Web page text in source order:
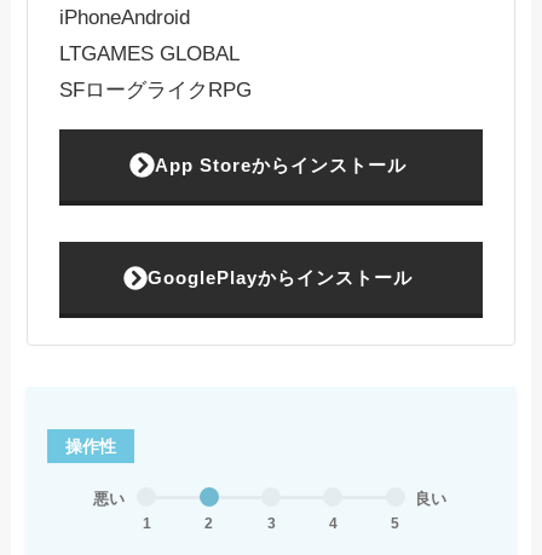
iPhoneAndroid
LTGAMES GLOBAL
SFローグライクRPG
App Storeからインストール
GooglePlayからインストール
操作性
悪い
1 2 3 4 5
良い